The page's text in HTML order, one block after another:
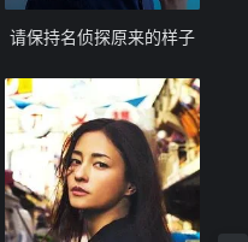
请保持名侦探原来的样子